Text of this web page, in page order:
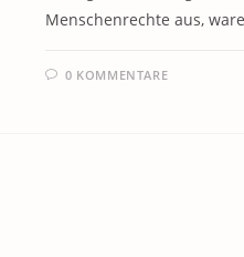
Menschenrechte aus,
0 KOMMENTARE